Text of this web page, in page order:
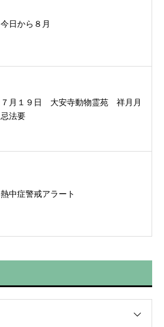
今日から８月
７月１９日 大安寺動物霊苑 祥月月
忌法要
熱中症警戒アラート